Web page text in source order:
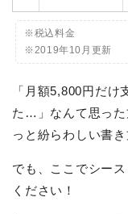
※税込料金
※2019年10月更新
「月額5,800円だ
た…」なんて思った
っと紛らわしい書き
でも、ここでシー
ください！